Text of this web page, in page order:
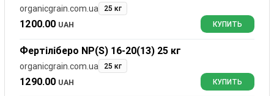
organicgrain.com.ua 25 кг
1200.00 UAH КУПИТЬ
Фертіліберо NP(S) 16-20(13) 25 кг
organicgrain.com.ua 25 кг
1290.00 UAH КУПИТЬ